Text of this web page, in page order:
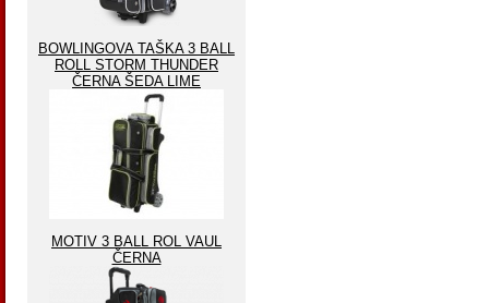
BOWLINGOVA TAŠKA 3 BALL
ROLL STORM THUNDER
ČERNA ŠEDA LIME
MOTIV 3 BALL ROL VAUL
ČERNA